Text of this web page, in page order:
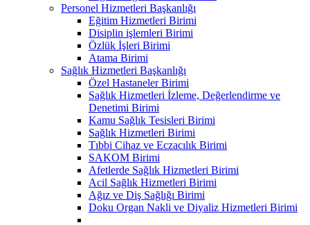
Personel Hizmetleri Başkanlığı
Eğitim Hizmetleri Birimi
Disiplin işlemleri Birimi
Özlük İşleri Birimi
Atama Birimi
Sağlık Hizmetleri Başkanlığı
Özel Hastaneler Birimi
Sağlık Hizmetleri İzleme, Değerlendirme ve
Denetimi Birimi
Kamu Sağlık Tesisleri Birimi
Sağlık Hizmetleri Birimi
Tıbbi Cihaz ve Eczacılık Birimi
SAKOM Birimi
Afetlerde Sağlık Hizmetleri Birimi
Acil Sağlık Hizmetleri Birimi
Ağız ve Diş Sağlığı Birimi
Doku Organ Nakli ve Diyaliz Hizmetleri Birimi